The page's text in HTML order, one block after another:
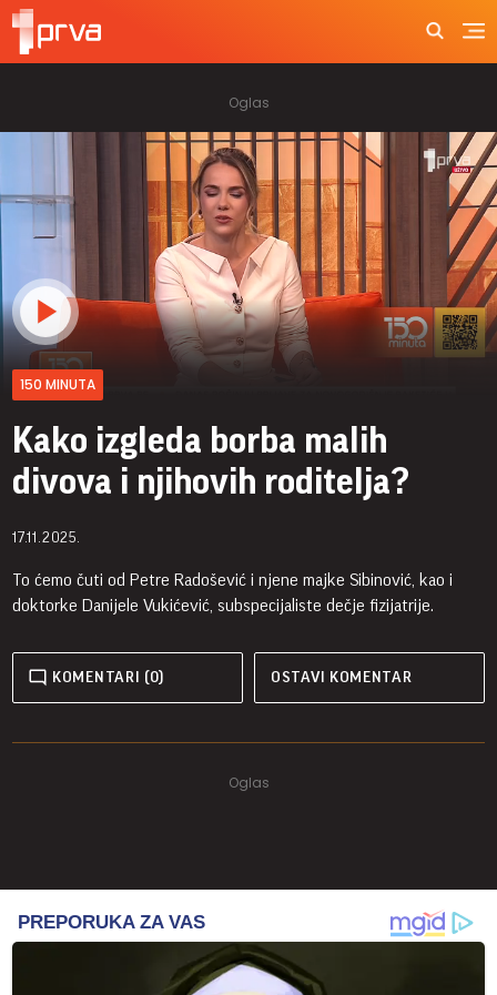
150 MINUTA
Kako izgleda borba malih
divova i njihovih roditelja?
17.11.2025.
To ćemo čuti od Petre Radošević i njene majke Sibinović, kao i
doktorke Danijele Vukićević, subspecijaliste dečje fizijatrije.
KOMENTARI (0) OSTAVI KOMENTAR